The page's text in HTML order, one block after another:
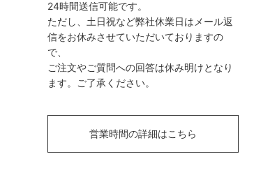
24時間送信可能です。
ただし、土日祝など弊社休業日はメール返
信をお休みさせていただいておりますの
で、
ご注文やご質問への回答は休み明けとなり
ます。ご了承ください。
営業時間の詳細はこちら